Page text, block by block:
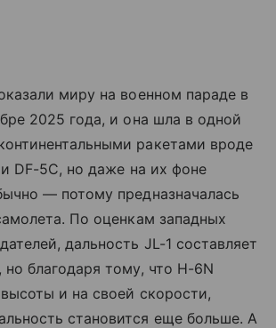
миру на военном параде в
2025 года, и она шла в одной
ракетами вроде
и DF-5C, но даже на их фоне
— потому предназначалась
По оценкам западных
дальность JL-1 составляет
благодаря тому, что H-6N
и на своей скорости,
становится еще больше. А